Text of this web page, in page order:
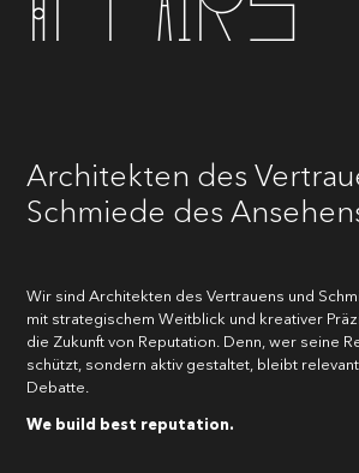
Architekten des
Schmiede des
Wir sind Architekten des Vertrauens und
mit strategischem Weitblick und kreativer
die Zukunft von Reputation. Denn, wer seine
schützt, sondern aktiv gestaltet, bleibt
Debatte.
We build best reputation.